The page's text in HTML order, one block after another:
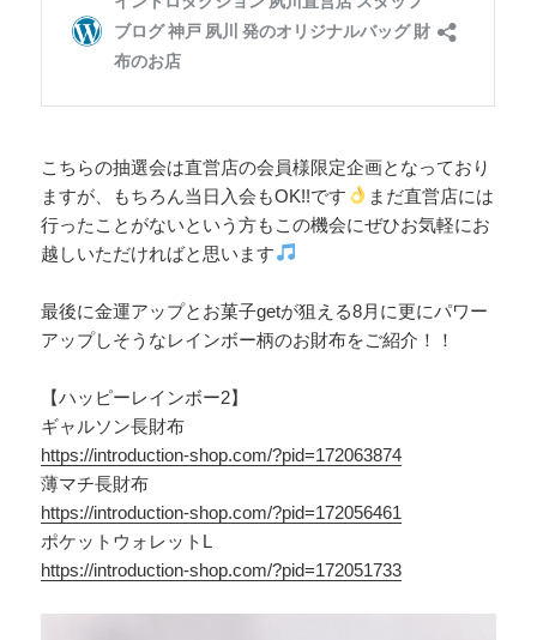
こちらの抽選会は直営店の会員様限定企画となっており
ますが、もちろん当日入会もOK!!です
まだ直営店には
行ったことがないという方もこの機会にぜひお気軽にお
越しいただければと思います
最後に金運アップとお菓子getが狙える8月に更にパワー
アップしそうなレインボー柄のお財布をご紹介！！
【ハッピーレインボー2】
ギャルソン長財布
https://introduction-shop.com/?pid=172063874
薄マチ長財布
https://introduction-shop.com/?pid=172056461
ポケットウォレットL
https://introduction-shop.com/?pid=172051733